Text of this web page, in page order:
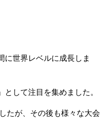
に世界レベルに成長しま
して注目を集めました。
たが、その後も様々な大会